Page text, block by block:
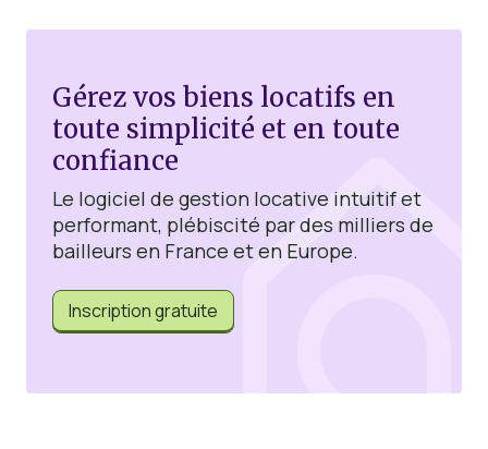
Gérez vos biens locatifs en
toute simplicité et en toute
confiance
Le logiciel de gestion locative intuitif et
performant, plébiscité par des milliers de
bailleurs en France et en Europe.
Inscription gratuite